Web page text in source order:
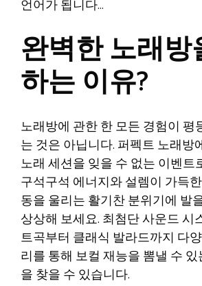
언어가 됩니다…
완벽한 노래방
하는 이유?
노래방에 관한 한 모든 경험이 평
는 것은 아닙니다. 퍼펙트 노래방
노래 세션을 잊을 수 없는 이벤트
구석구석 에너지와 설렘이 가득
동을 울리는 활기찬 분위기에 발
상상해 보세요. 최첨단 사운드 시
트곡부터 클래식 발라드까지 다
리를 통해 보컬 재능을 뽐낼 수
을 찾을 수 있습니다.